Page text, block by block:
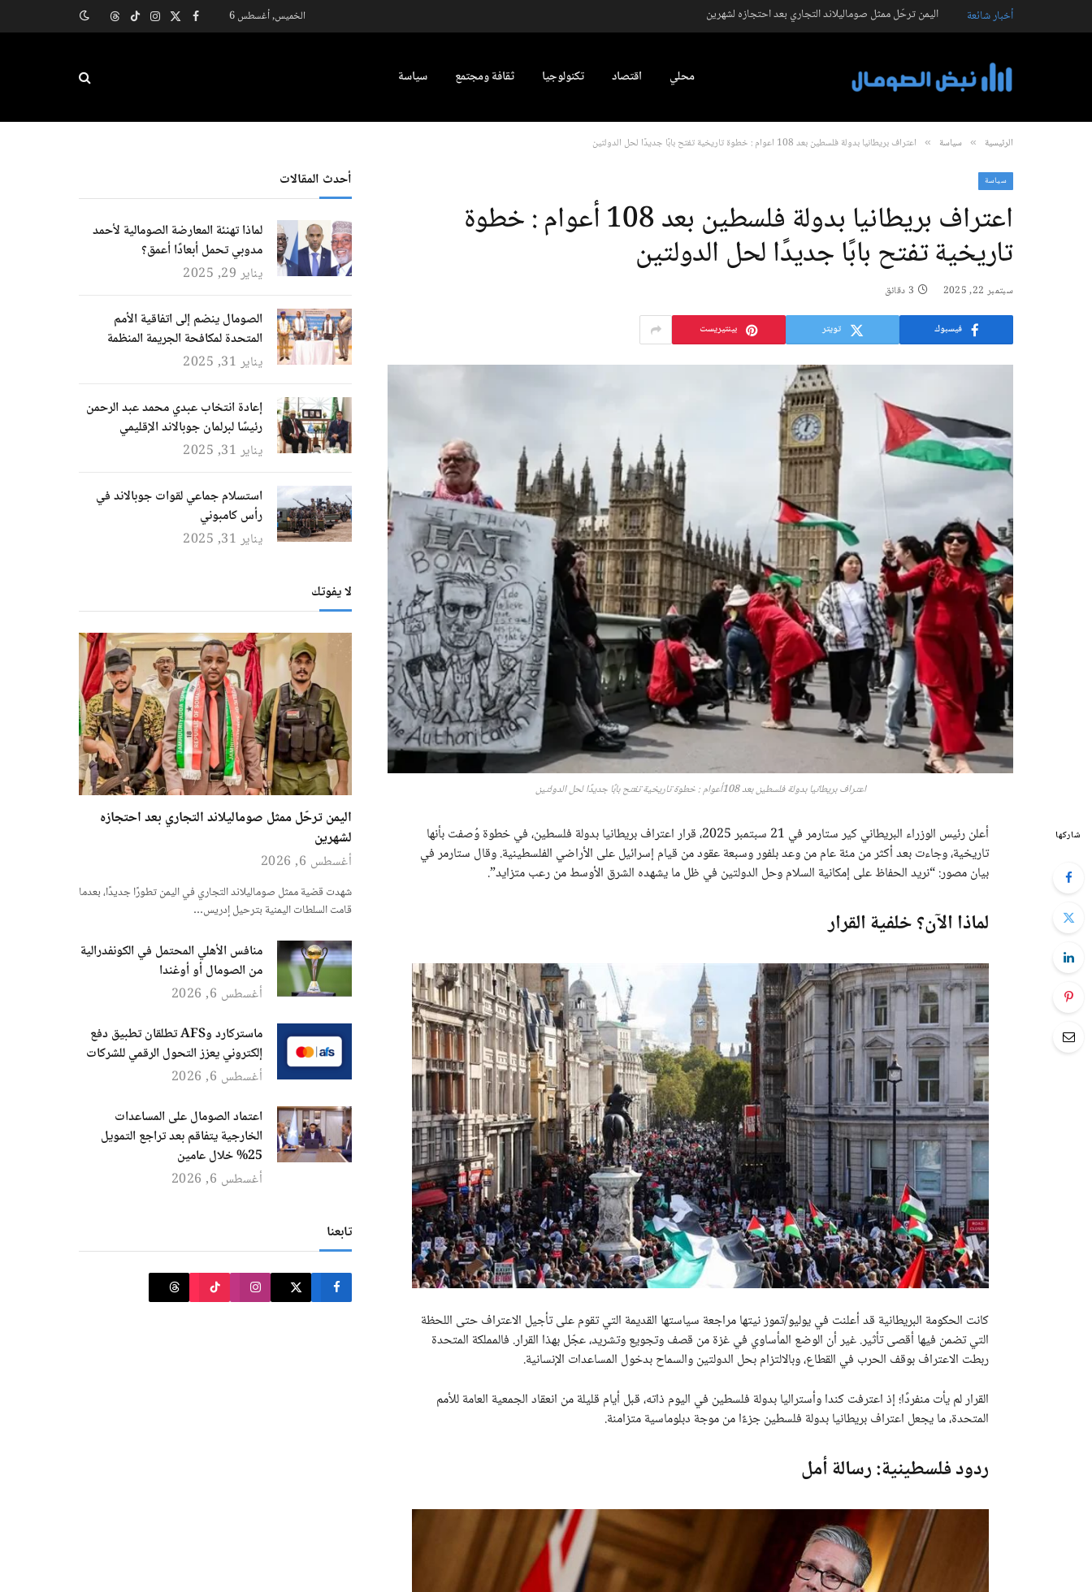
أخبار شائعة اليمن ترحّل ممثل صوماليلاند التجاري بعد احتجازه لشهرين الخميس, أغسطس 6 فيسبوك
X
الانستغرام
تيكتوكThreads
محلي اقتصاد تكنولوجيا ثقافة ومجتمع سياسة
الرئيسية » سياسة » اعتراف بريطانيا بدولة فلسطين بعد 108 أعوام : خطوة تاريخية تفتح بابًا جديدًا لحل الدولتين
سياسة
اعتراف بريطانيا بدولة فلسطين بعد 108 أعوام : خطوة
تاريخية تفتح بابًا جديدًا لحل الدولتين
سبتمبر 22, 2025 3 دقائق
فيسبوك تويتر بينتيريست
اعتراف بريطانيا بدولة فلسطين بعد 108أعوام : خطوة تاريخية تفتح بابًا جديدًا لحل الدولتين
شاركها
أعلن رئيس الوزراء البريطاني كير ستارمر في 21 سبتمبر 2025، قرار اعتراف بريطانيا بدولة فلسطين، في خطوة وُصفت بأنها
تاريخية، وجاءت بعد أكثر من مئة عام من وعد بلفور وسبعة عقود من قيام إسرائيل على الأراضي الفلسطينية. وقال ستارمر في
بيان مصور: “نريد الحفاظ على إمكانية السلام وحل الدولتين في ظل ما يشهده الشرق الأوسط من رعب متزايد”.
لماذا الآن؟ خلفية القرار
كانت الحكومة البريطانية قد أعلنت في يوليو/تموز نيتها مراجعة سياستها القديمة التي تقوم على تأجيل الاعتراف حتى اللحظة
التي تضمن فيها أقصى تأثير. غير أن الوضع المأساوي في غزة من قصف وتجويع وتشريد، عجّل بهذا القرار. فالمملكة المتحدة
ربطت الاعتراف بوقف الحرب في القطاع، وبالالتزام بحل الدولتين والسماح بدخول المساعدات الإنسانية.
القرار لم يأت منفردًا؛ إذ اعترفت كندا وأستراليا بدولة فلسطين في اليوم ذاته، قبل أيام قليلة من انعقاد الجمعية العامة للأمم
المتحدة، ما يجعل اعتراف بريطانيا بدولة فلسطين جزءًا من موجة دبلوماسية متزامنة.
ردود فلسطينية: رسالة أمل
أحدث المقالات
لماذا تهنئة المعارضة الصومالية لأحمد
مدوبي تحمل أبعادًا أعمق؟
يناير 29, 2025
الصومال ينضم إلى اتفاقية الأمم
المتحدة لمكافحة الجريمة المنظمة
يناير 31, 2025
إعادة انتخاب عبدي محمد عبد الرحمن
رئيسًا لبرلمان جوبالاند الإقليمي
يناير 31, 2025
استسلام جماعي لقوات جوبالاند في
رأس كامبوني
يناير 31, 2025
لا يفوتك
اليمن ترحّل ممثل صوماليلاند التجاري بعد احتجازه
لشهرين
أغسطس 6, 2026
شهدت قضية ممثل صوماليلاند التجاري في اليمن تطورًا جديدًا، بعدما
قامت السلطات اليمنية بترحيل إدريس…
منافس الأهلي المحتمل في الكونفدرالية
من الصومال أو أوغندا
أغسطس 6, 2026
ماستركارد وAFS تطلقان تطبيق دفع
إلكتروني يعزز التحول الرقمي للشركات
أغسطس 6, 2026
اعتماد الصومال على المساعدات
الخارجية يتفاقم بعد تراجع التمويل
25% خلال عامين
أغسطس 6, 2026
تابعنا